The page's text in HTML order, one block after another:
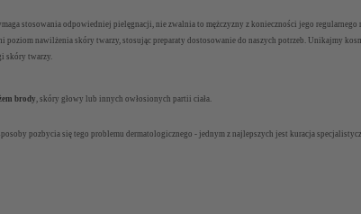
stosowania odpowiedniej pielęgnacji, nie zwalnia to mężczyzny z konieczności jego
nawilżenia skóry twarzy, stosując preparaty dostosowanie do naszych potrzeb. Unikajmy
skóry twarzy.
brody, skóry głowy lub innych owłosionych partii ciała.
sposoby pozbycia się tego problemu dermatologicznego - jednym z najlepszych jest kuracja